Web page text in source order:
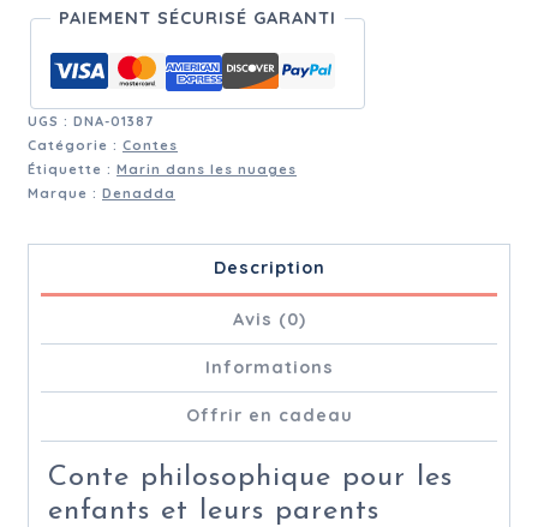
PAIEMENT SÉCURISÉ GARANTI
UGS : DNA-01387
Catégorie : Contes
Étiquette : Marin dans les nuages
Marque : Denadda
Description
Avis (0)
Informations
Offrir en cadeau
Conte philosophique pour les
enfants et leurs parents